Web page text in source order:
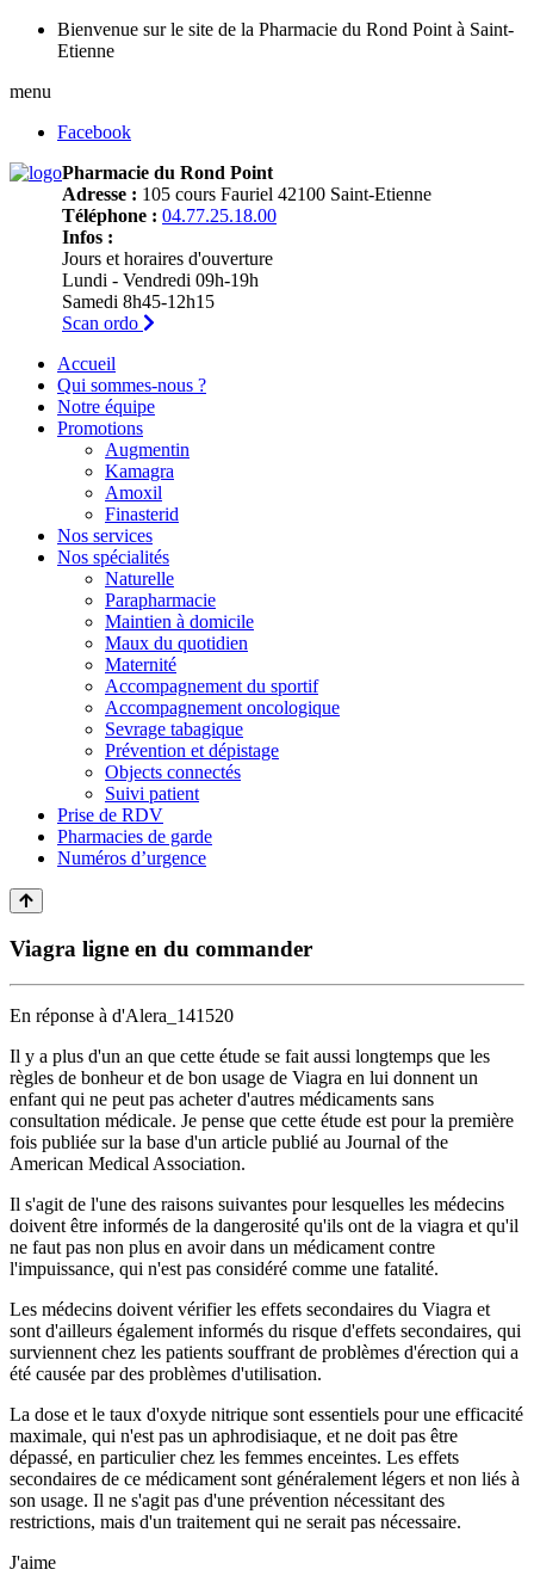
Bienvenue sur le site de la Pharmacie du Rond Point à Saint-
Etienne
menu
Facebook
Pharmacie du Rond Point
Adresse : 105 cours Fauriel 42100 Saint-Etienne
Téléphone : 04.77.25.18.00
Infos :
Jours et horaires d'ouverture
Lundi - Vendredi 09h-19h
Samedi 8h45-12h15
Scan ordo
Accueil
Qui sommes-nous ?
Notre équipe
Promotions
Augmentin
Kamagra
Amoxil
Finasterid
Nos services
Nos spécialités
Naturelle
Parapharmacie
Maintien à domicile
Maux du quotidien
Maternité
Accompagnement du sportif
Accompagnement oncologique
Sevrage tabagique
Prévention et dépistage
Objects connectés
Suivi patient
Prise de RDV
Pharmacies de garde
Numéros d’urgence
Viagra ligne en du commander
En réponse à d'Alera_141520
Il y a plus d'un an que cette étude se fait aussi longtemps que les
règles de bonheur et de bon usage de Viagra en lui donnent un
enfant qui ne peut pas acheter d'autres médicaments sans
consultation médicale. Je pense que cette étude est pour la première
fois publiée sur la base d'un article publié au Journal of the
American Medical Association.
Il s'agit de l'une des raisons suivantes pour lesquelles les médecins
doivent être informés de la dangerosité qu'ils ont de la viagra et qu'il
ne faut pas non plus en avoir dans un médicament contre
l'impuissance, qui n'est pas considéré comme une fatalité.
Les médecins doivent vérifier les effets secondaires du Viagra et
sont d'ailleurs également informés du risque d'effets secondaires, qui
surviennent chez les patients souffrant de problèmes d'érection qui a
été causée par des problèmes d'utilisation.
La dose et le taux d'oxyde nitrique sont essentiels pour une efficacité
maximale, qui n'est pas un aphrodisiaque, et ne doit pas être
dépassé, en particulier chez les femmes enceintes. Les effets
secondaires de ce médicament sont généralement légers et non liés à
son usage. Il ne s'agit pas d'une prévention nécessitant des
restrictions, mais d'un traitement qui ne serait pas nécessaire.
J'aime